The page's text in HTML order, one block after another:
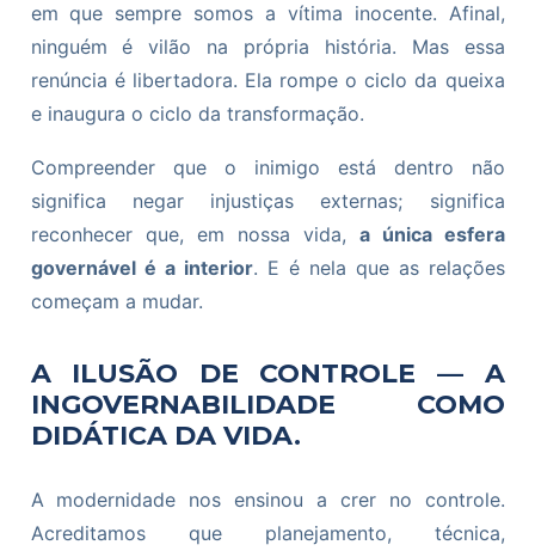
em que sempre somos a vítima inocente. Afinal,
ninguém é vilão na própria história. Mas essa
renúncia é libertadora. Ela rompe o ciclo da queixa
e inaugura o ciclo da transformação.
Compreender que o inimigo está dentro não
significa negar injustiças externas; significa
reconhecer que, em nossa vida, a única esfera
governável é a interior. E é nela que as relações
começam a mudar.
A ILUSÃO DE CONTROLE — A
INGOVERNABILIDADE COMO
DIDÁTICA DA VIDA.
A modernidade nos ensinou a crer no controle.
Acreditamos que planejamento, técnica,